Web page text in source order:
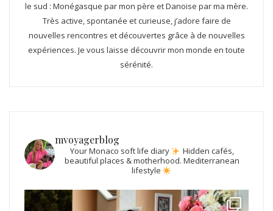
le sud : Monégasque par mon père et Danoise par ma mère.
Très active, spontanée et curieuse, j’adore faire de
nouvelles rencontres et découvertes grâce à de nouvelles
expériences. Je vous laisse découvrir mon monde en toute
sérénité.
mvoyagerblog
Your Monaco soft life diary
Hidden cafés,
beautiful places & motherhood. Mediterranean
lifestyle